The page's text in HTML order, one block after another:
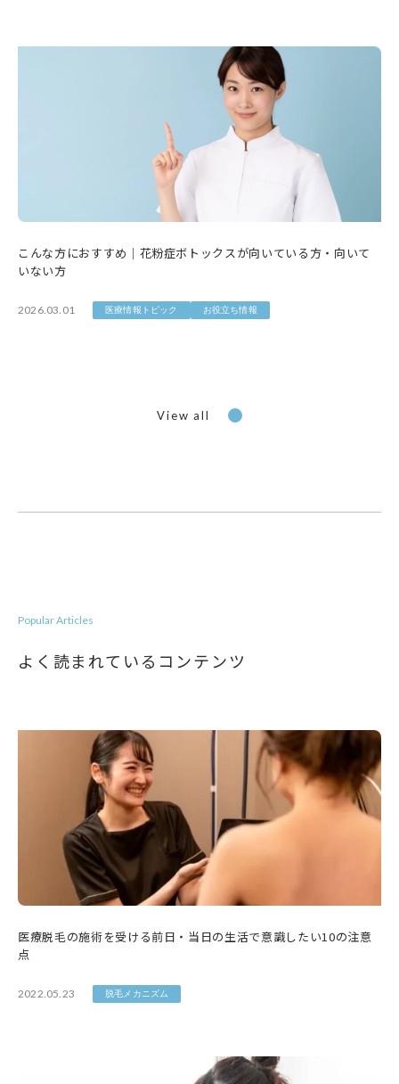
こんな方におすすめ｜花粉症ボトックスが向いている方・向いて
いない方
2026.03.01 医療情報トピック お役立ち情報
View all
Popular Articles
よく読まれているコンテンツ
医療脱毛の施術を受ける前日・当日の生活で意識したい10の注意
点
2022.05.23 脱毛メカニズム